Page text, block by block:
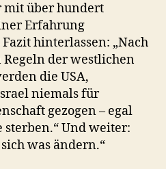
mit über hundert
Erfahrung
hinterlassen: „Nach
der westlichen
die USA,
niemals für
gezogen – egal
Und weiter:
was ändern.“